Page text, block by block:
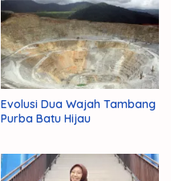
Evolusi Dua Wajah Tambang
Purba Batu Hijau